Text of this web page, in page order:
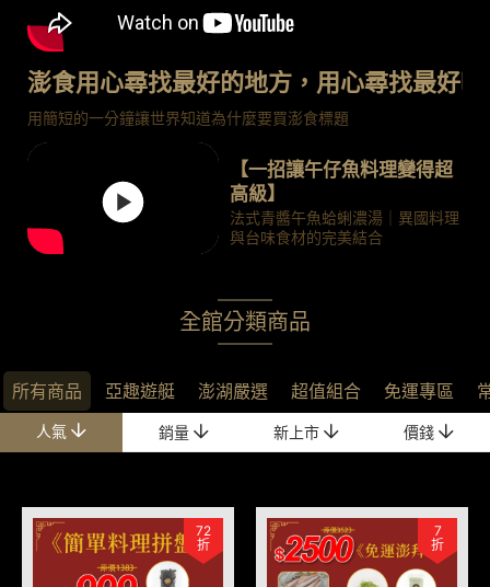
澎食用心尋找最好的地方，用心尋找最好
用簡短的一分鐘讓世界知道為什麼要買澎食標題
【一招讓午仔魚料理變得超
高級】
法式青醬午魚蛤蜊濃湯｜異國料理
與台味食材的完美結合
全館分類商品
所有商品 亞趣遊艇 澎湖嚴選 超值組合 免運專區
人氣 銷量 新上市 價錢
72
折
7
折